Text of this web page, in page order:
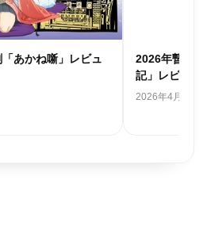
る大傑作「違国日
全てがあまり
ネ瓶のなか」
2025年12月29